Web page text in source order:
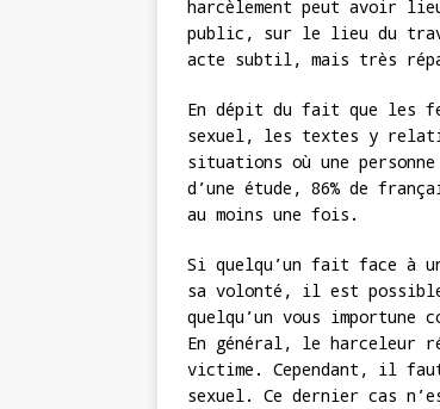
harcèlement peut avoir
public, sur le lieu du
acte subtil, mais très
En dépit du fait que les
sexuel, les textes y relatif
situations où une
d’une étude, 86% de
au moins une fois.
Si quelqu’un fait face à
sa volonté, il est
quelqu’un vous importune
En général, le harceleur
victime. Cependant, il
sexuel. Ce dernier cas